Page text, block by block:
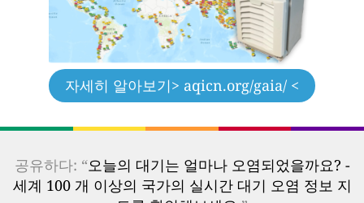
자세히 알아보기> aqicn.org/gaia/ <
공유하다: “오늘의 대기는 얼마나 오염되었을까요? -
세계 100 개 이상의 국가의 실시간 대기 오염 정보 지